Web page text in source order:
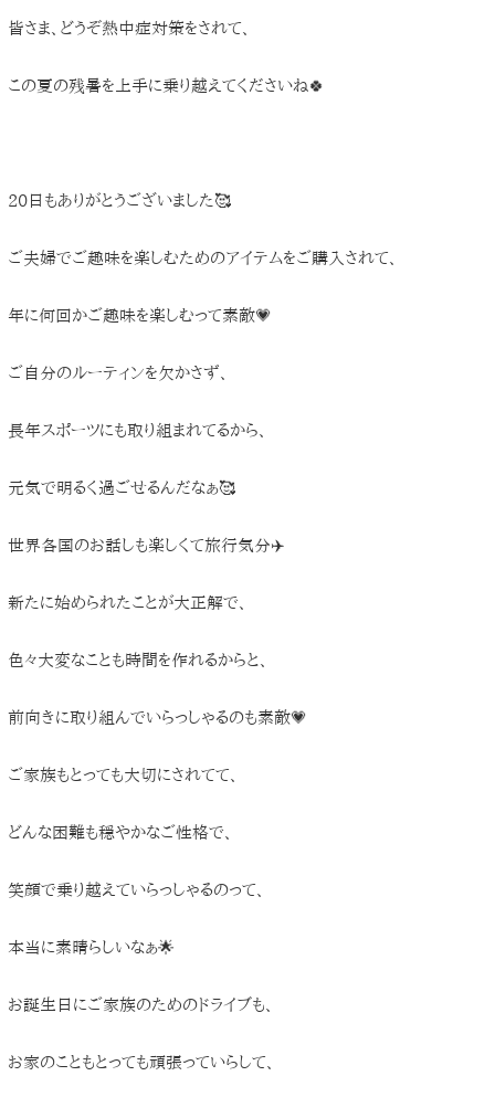
皆さま、どうぞ熱中症対策をされて、
この夏の残暑を上手に乗り越えてくださいね🍀
20日もありがとうございました🥰
ご夫婦でご趣味を楽しむためのアイテムをご購入されて、
年に何回かご趣味を楽しむって素敵💗
ご自分のルーティンを欠かさず、
長年スポーツにも取り組まれてるから、
元気で明るく過ごせるんだなぁ🥰
世界各国のお話しも楽しくて旅行気分✈️
新たに始められたことが大正解で、
色々大変なことも時間を作れるからと、
前向きに取り組んでいらっしゃるのも素敵💗
ご家族もとっても大切にされてて、
どんな困難も穏やかなご性格で、
笑顔で乗り越えていらっしゃるのって、
本当に素晴らしいなぁ🌟
お誕生日にご家族のためのドライブも、
お家のこともとっても頑張っていらして、